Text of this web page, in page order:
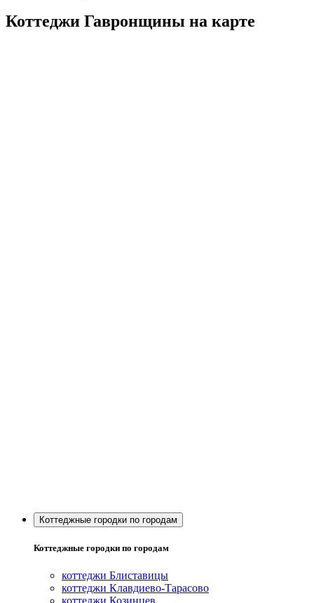
Коттеджи Гавронщины на карте
Коттеджные городки по городам
Коттеджные городки по городам
коттеджи Блиставицы
коттеджи Клавдиево-Тарасово
коттеджи Козинцев